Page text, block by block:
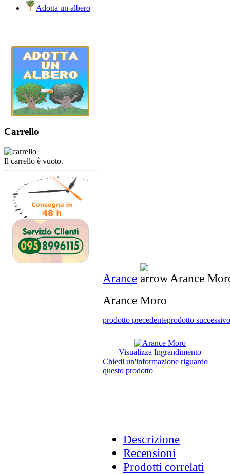
Adotta un albero
Carrello
Il carrello è vuoto.
Arance
Arance
Arance Moro
prodotto precedenteprodotto successivo
Visualizza Ingrandimento
Chiedi un'informazione riguardo
questo prodotto
Descrizione
Recensioni
Prodotti correlati